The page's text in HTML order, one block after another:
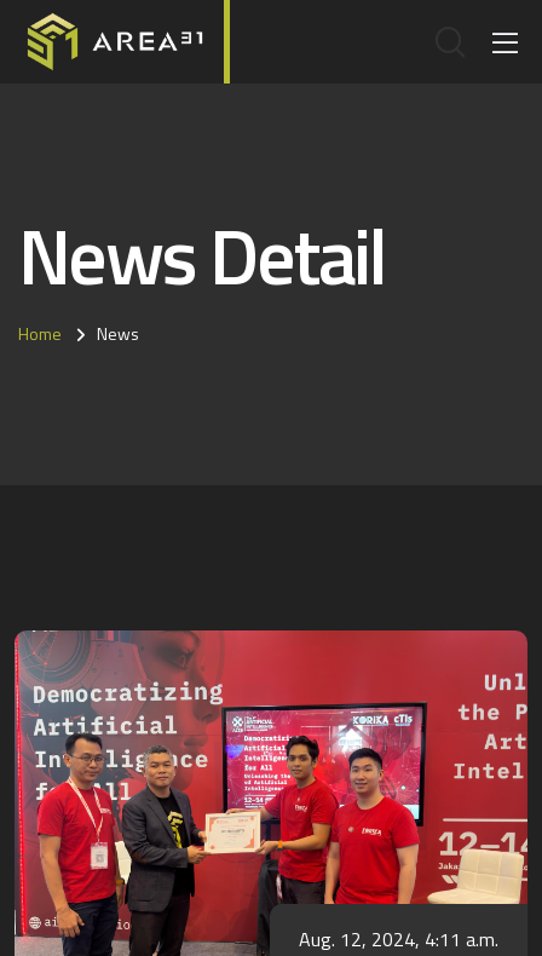
News Detail
Home News
Aug. 12, 2024, 4:11 a.m.